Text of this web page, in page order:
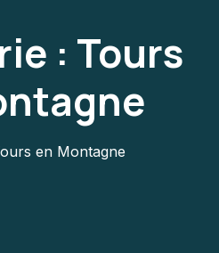
: Tours
en Montagne